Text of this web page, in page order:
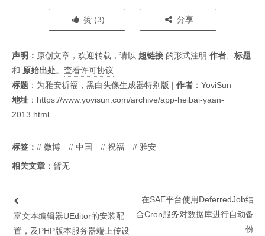
赞 (3) 分享
声明： 原创文章，欢迎转载，请以 超链接 的形式注明 作者
标题
和 原始出处。 查看许可协议
标题 ： 为雅安祈福，黑白头像生成器特别版 | 作者 ：YoviSun
地址 ： https://www.yovisun.com/archive/app-heibai-yaan-
2013.html
标签： 微博 中国 祝福
雅安
相关文章： 暂无
富文本编辑器UEditor的安装配
置，及PHP版本服务器端上传设
在SAE平台使用DeferredJob结
合Cron服务对数据库进行自动备
份